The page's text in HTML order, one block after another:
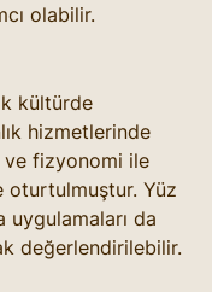
olabilir.
kültürde
hizmetlerinde
ve fizyonomi ile
oturtulmuştur. Yüz
da
değerlendirilebilir.